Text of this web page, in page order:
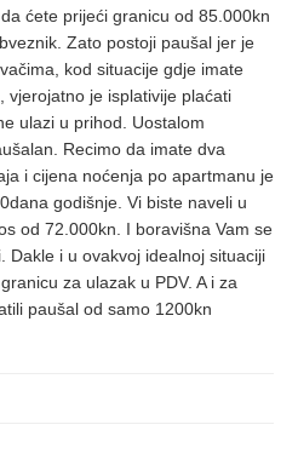
ćete prijeći granicu od 85.000kn
Zato postoji paušal jer je
kod situacije gdje imate
vjerojatno je isplativije plaćati
ulazi u prihod. Uostalom
Recimo da imate dva
i cijena noćenja po apartmanu je
godišnje. Vi biste naveli u
od 72.000kn. I boravišna Vam se
Dakle i u ovakvoj idealnoj situaciji
za ulazak u PDV. A i za
paušal od samo 1200kn